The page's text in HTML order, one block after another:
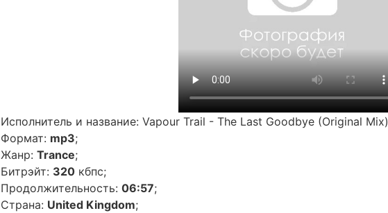
Исполнитель и название: Vapour Trail - The Last Goodbye (Original Mix)
Формат: mp3;
Жанр:Trance;
Битрэйт: 320 кбпс;
Продолжительность:06:57;
Страна: United Kingdom;